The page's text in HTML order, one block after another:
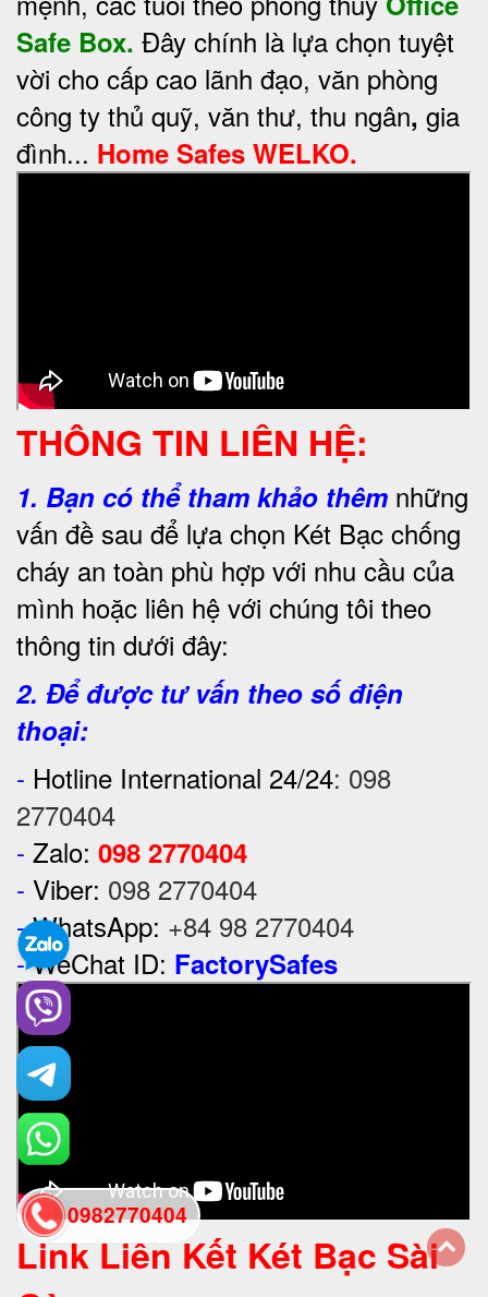
Safe Box. Đây chính là lựa chọn tuyệt
vời cho cấp cao lãnh đạo, văn phòng
công ty thủ quỹ, văn thư, thu ngân, gia
đình... Home Safes WELKO.
THÔNG TIN LIÊN HỆ:
1. Bạn có thể tham khảo thêm những
vấn đề sau để lựa chọn Két Bạc chống
cháy an toàn phù hợp với nhu cầu của
mình hoặc liên hệ với chúng tôi theo
thông tin dưới đây:
2. Để được tư vấn theo số điện
thoại:
- Hotline International 24/24: 098
2770404
- Zalo: 098 2770404
- Viber: 098 2770404
- WhatsApp: +84 98 2770404
- WeChat ID: FactorySafes
Link Liên Kết Két Bạc Sài
0982770404